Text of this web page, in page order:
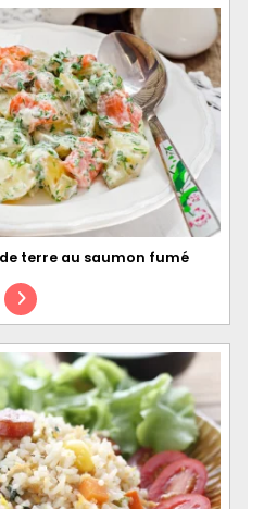
terre au saumon fumé